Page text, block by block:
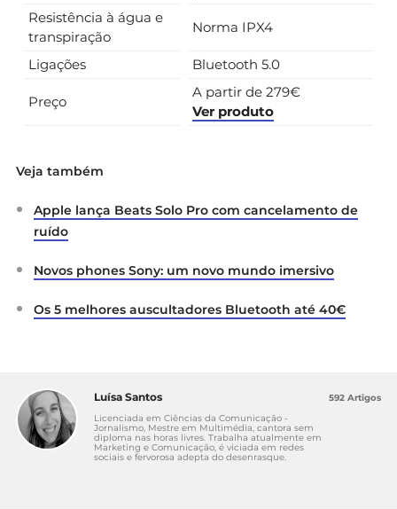
Resistência à água e
transpiração
Norma IPX4
Ligações Bluetooth 5.0
Preço
A partir de 279€
Ver produto
Veja também
Apple lança Beats Solo Pro com cancelamento de
ruído
Novos phones Sony: um novo mundo imersivo
Os 5 melhores auscultadores Bluetooth até 40€
Luísa Santos
Licenciada em Ciências da Comunicação -
Jornalismo, Mestre em Multimédia, cantora sem
diploma nas horas livres. Trabalha atualmente em
Marketing e Comunicação, é viciada em redes
sociais e fervorosa adepta do desenrasque.
592 Artigos